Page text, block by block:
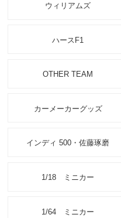
ウィリアムズ
ハースF1
OTHER TEAM
カーメーカーグッズ
インディ 500・佐藤琢磨
1/18 ミニカー
1/64 ミニカー